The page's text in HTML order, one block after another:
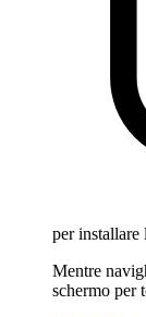
per installare
Mentre
schermo per